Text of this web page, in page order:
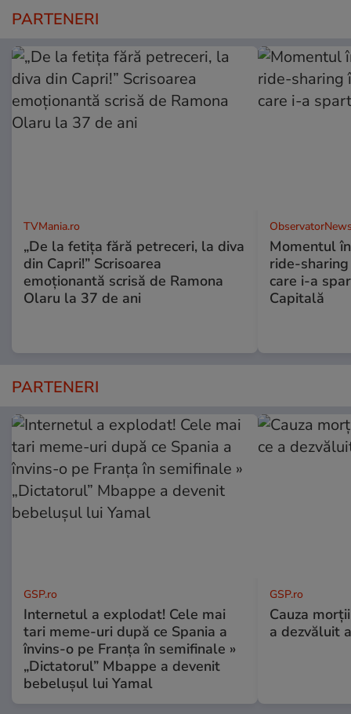
PARTENERI
TVMania.ro
„De la fetița fără petreceri, la diva
din Capri!” Scrisoarea
emoționantă scrisă de Ramona
Olaru la 37 de ani
Momentul
ride-
care i-a
Capitală
PARTENERI
GSP.ro
Internetul a explodat! Cele mai
tari meme-uri după ce Spania a
învins-o pe Franța în semifinale »
„Dictatorul” Mbappe a devenit
bebelușul lui Yamal
GSP.ro
Cauza
a dezvăluit